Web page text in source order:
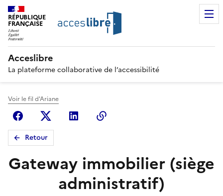
RÉPUBLIQUE
FRANÇAISE
Acceslibre
La plateforme collaborative de l’accessibilité
Voir le fil d'Ariane
FacebookX (anciennement Twitter)
Linkedin
Retour
Gateway immobilier (siège
administratif)